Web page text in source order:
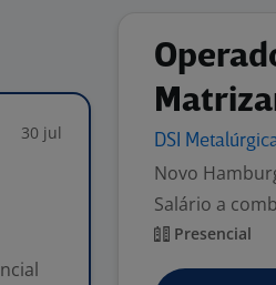
30 jul DSI
Novo
Salário a
Presencial